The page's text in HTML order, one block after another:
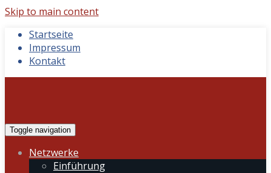
Skip to main content
Startseite
Impressum
Kontakt
Toggle navigation
Netzwerke
Einführung